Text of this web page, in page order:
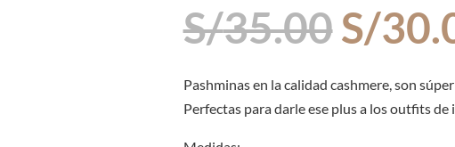
S/35.00El
era:
S/
S/
Pashminas en la calidad cashmere, son
Perfectas para darle ese plus a los outfits de